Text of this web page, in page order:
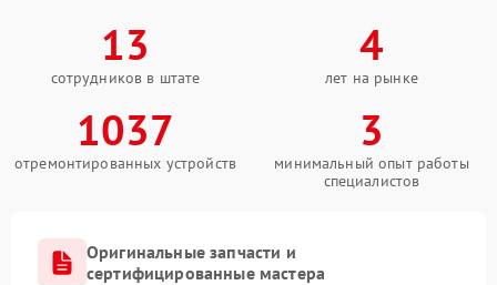
13
сотрудников в штате
4
лет на рынке
1037
отремонтированных устройств
3
минимальный опыт работы
специалистов
Оригинальные запчасти и
сертифицированные мастера